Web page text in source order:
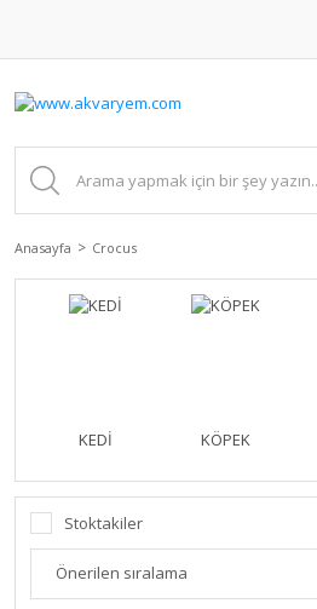
Anasayfa Crocus
KEDİ KÖPEK
Stoktakiler